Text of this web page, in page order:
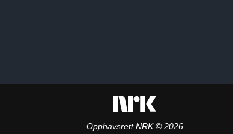
Opphavsrett NRK © 2026